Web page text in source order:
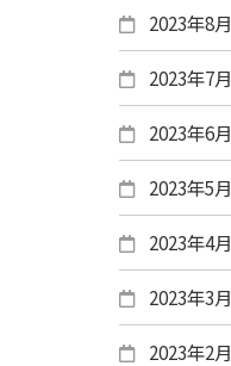
2023年8月
2023年7月
2023年6月
2023年5月
2023年4月
2023年3月
2023年2月